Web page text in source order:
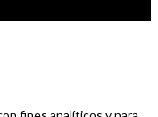
Andrés Romero.
hace cada día